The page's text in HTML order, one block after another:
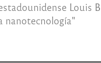
Louis
nanotecnología"